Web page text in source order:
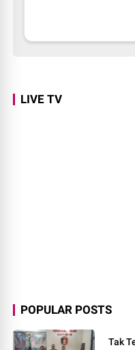
LIVE TV
POPULAR POSTS
Tak